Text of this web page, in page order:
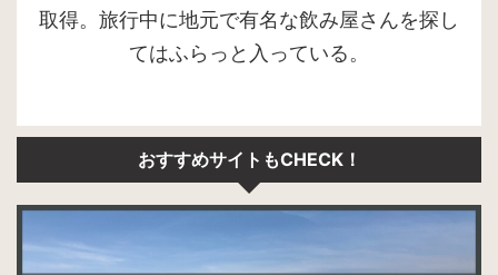
取得。旅行中に地元で有名な飲み屋さんを探し
てはふらっと入っている。
おすすめサイトもCHECK！